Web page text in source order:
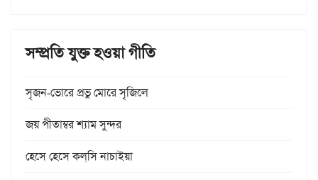
সম্প্রতি যুক্ত হওয়া গীতি
সৃজন-ভোরে প্রভু মোরে সৃজিলে
জয় পীতাম্বর শ্যাম সুন্দর
হেসে হেসে কল্‌সি নাচাইয়া